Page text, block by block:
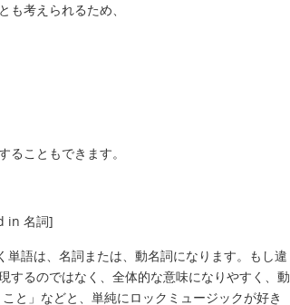
考えられるため、
こともできます。
in 名詞]
語は、名詞または、動名詞になります。もし違
するのではなく、全体的な意味になりやすく、動
と」などと、単純にロックミュージックが好き